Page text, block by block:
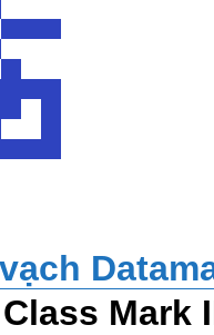
Class Mark